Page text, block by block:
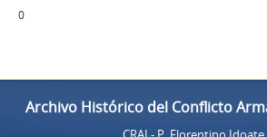
0
Archivo Histórico del Conflicto